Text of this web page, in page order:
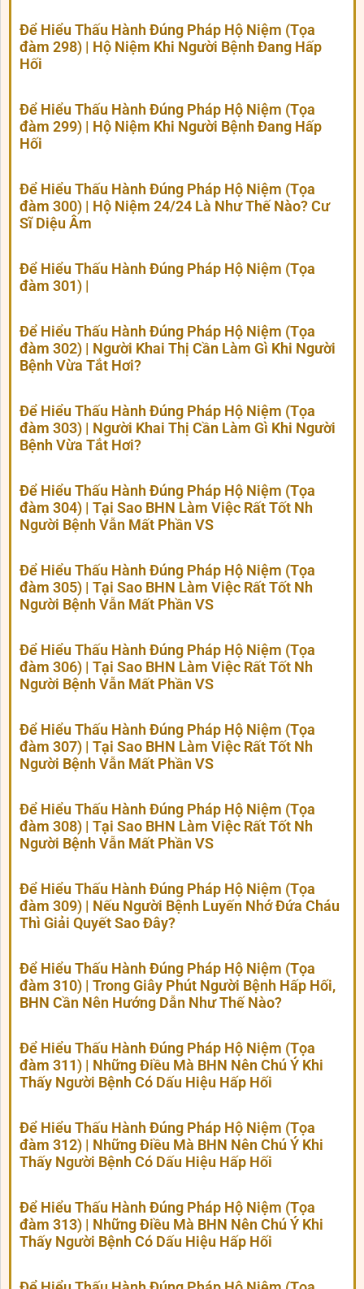
Để Hiểu Thấu Hành Đúng Pháp Hộ Niệm (Tọa
đàm 298) | Hộ Niệm Khi Người Bệnh Đang Hấp
Hối
Để Hiểu Thấu Hành Đúng Pháp Hộ Niệm (Tọa
đàm 299) | Hộ Niệm Khi Người Bệnh Đang Hấp
Hối
Để Hiểu Thấu Hành Đúng Pháp Hộ Niệm (Tọa
đàm 300) | Hộ Niệm 24/24 Là Như Thế Nào? Cư
Sĩ Diệu Âm
Để Hiểu Thấu Hành Đúng Pháp Hộ Niệm (Tọa
đàm 301) |
Để Hiểu Thấu Hành Đúng Pháp Hộ Niệm (Tọa
đàm 302) | Người Khai Thị Cần Làm Gì Khi Người
Bệnh Vừa Tắt Hơi?
Để Hiểu Thấu Hành Đúng Pháp Hộ Niệm (Tọa
đàm 303) | Người Khai Thị Cần Làm Gì Khi Người
Bệnh Vừa Tắt Hơi?
Để Hiểu Thấu Hành Đúng Pháp Hộ Niệm (Tọa
đàm 304) | Tại Sao BHN Làm Việc Rất Tốt Nh
Người Bệnh Vẫn Mất Phần VS
Để Hiểu Thấu Hành Đúng Pháp Hộ Niệm (Tọa
đàm 305) | Tại Sao BHN Làm Việc Rất Tốt Nh
Người Bệnh Vẫn Mất Phần VS
Để Hiểu Thấu Hành Đúng Pháp Hộ Niệm (Tọa
đàm 306) | Tại Sao BHN Làm Việc Rất Tốt Nh
Người Bệnh Vẫn Mất Phần VS
Để Hiểu Thấu Hành Đúng Pháp Hộ Niệm (Tọa
đàm 307) | Tại Sao BHN Làm Việc Rất Tốt Nh
Người Bệnh Vẫn Mất Phần VS
Để Hiểu Thấu Hành Đúng Pháp Hộ Niệm (Tọa
đàm 308) | Tại Sao BHN Làm Việc Rất Tốt Nh
Người Bệnh Vẫn Mất Phần VS
Để Hiểu Thấu Hành Đúng Pháp Hộ Niệm (Tọa
đàm 309) | Nếu Người Bệnh Luyến Nhớ Đứa Cháu
Thì Giải Quyết Sao Đây?
Để Hiểu Thấu Hành Đúng Pháp Hộ Niệm (Tọa
đàm 310) | Trong Giây Phút Người Bệnh Hấp Hối,
BHN Cần Nên Hướng Dẫn Như Thế Nào?
Để Hiểu Thấu Hành Đúng Pháp Hộ Niệm (Tọa
đàm 311) | Những Điều Mà BHN Nên Chú Ý Khi
Thấy Người Bệnh Có Dấu Hiệu Hấp Hối
Để Hiểu Thấu Hành Đúng Pháp Hộ Niệm (Tọa
đàm 312) | Những Điều Mà BHN Nên Chú Ý Khi
Thấy Người Bệnh Có Dấu Hiệu Hấp Hối
Để Hiểu Thấu Hành Đúng Pháp Hộ Niệm (Tọa
đàm 313) | Những Điều Mà BHN Nên Chú Ý Khi
Thấy Người Bệnh Có Dấu Hiệu Hấp Hối